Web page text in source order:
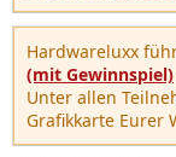
Hardwareluxx
(mit Gewinnspiel)
Unter allen
Grafikkarte Eurer